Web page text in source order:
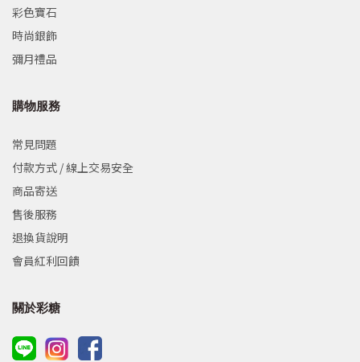
彩色寶石
時尚銀飾
彌月禮品
購物服務
常見問題
付款方式 / 線上交易安全
商品寄送
售後服務
退換貨說明
會員紅利回饋
關於彩糖